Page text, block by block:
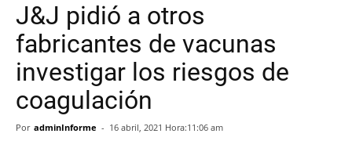
J&J pidió a otros
fabricantes de vacunas
investigar los riesgos de
coagulación
Por adminInforme - 16 abril, 2021 Hora:11:06 am